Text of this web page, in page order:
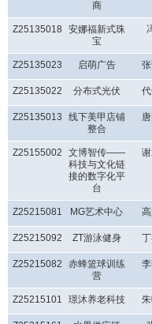
商
Z25135018
安娜福新式珠
宝
Z25135023 启萌广告
Z25135022 分布式光伏
Z25135013
线下美甲店铺
整合
Z25155002
文博智传——
科技与文化链
接的数字化平
台
Z25215081 MG艺术中心
Z25215092 ZT游泳健身
Z25215082
赤蜂篮球训练
营
Z25215101 璟沐养老科技